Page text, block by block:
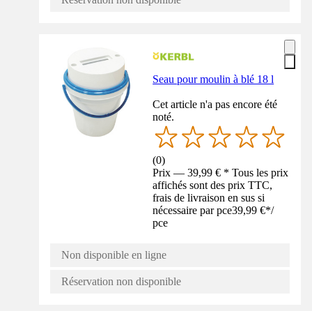
Seau pour moulin à blé 18 l
Cet article n'a pas encore été
noté.
(0)
Prix — 39,99 € * Tous les prix
affichés sont des prix TTC,
frais de livraison en sus si
nécessaire par pce39,99 €*/
pce
Non disponible en ligne
Réservation non disponible